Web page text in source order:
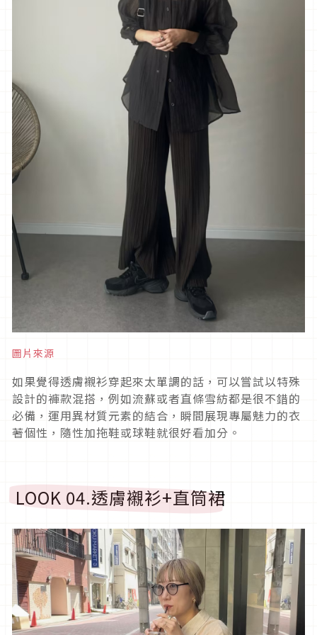
圖片來源
如果覺得透膚襯衫穿起來太單調的話，可以嘗試以特殊
設計的褲款混搭，例如流蘇或者直條雪紡都是很不錯的
必備，運用異材質元素的結合，瞬間展現專屬魅力的衣
著個性，隨性加拖鞋或球鞋就很好看加分。
LOOK 04.透膚襯衫+直筒裙